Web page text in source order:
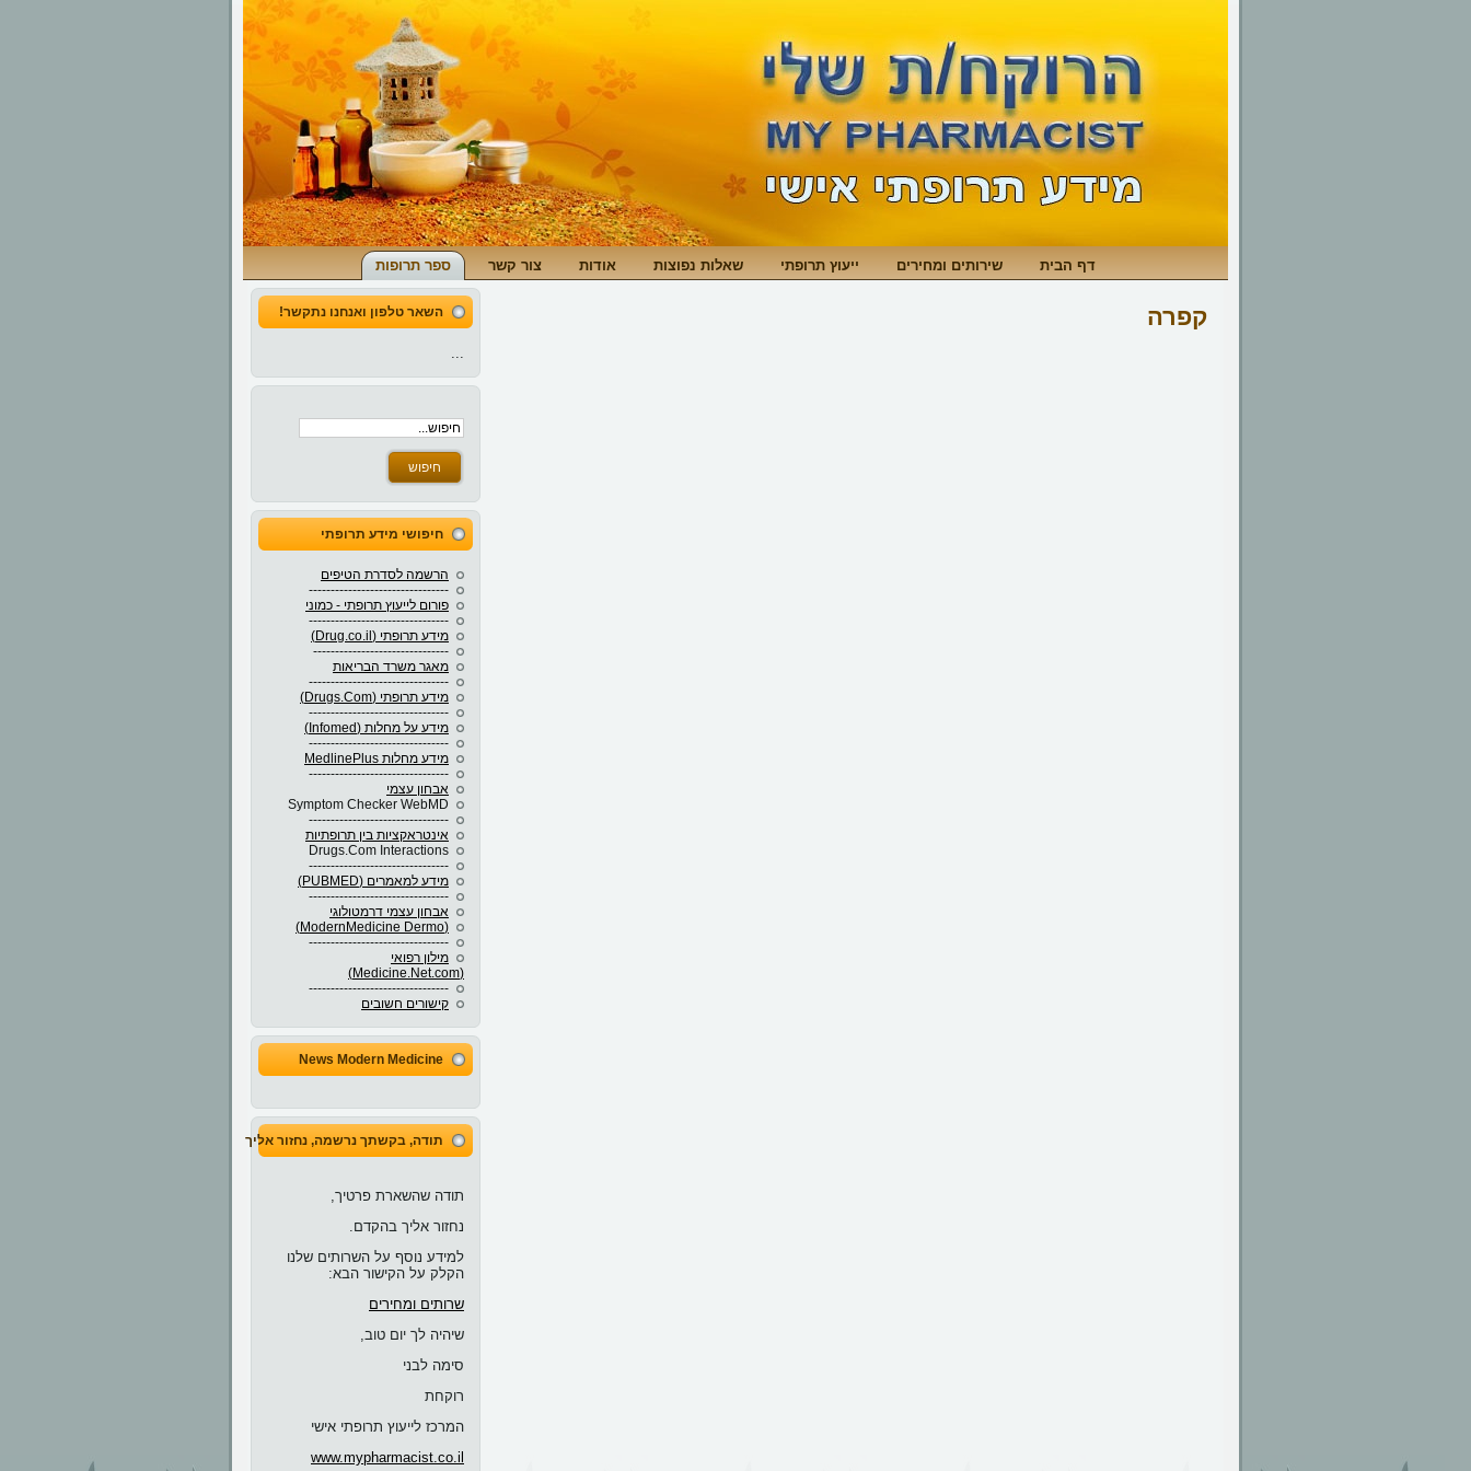
ספר תרופות צור קשר אודות שאלות נפוצות ייעוץ תרופתי שירותים ומחירים דף הבית
השאר טלפון ואנחנו נתקשר!
...
חיפושי מידע תרופתי
הרשמה לסדרת הטיפים
--------------------------------
פורום לייעוץ תרופתי - כמוני
--------------------------------
מידע תרופתי (Drug.co.il)
-------------------------------
מאגר משרד הבריאות
--------------------------------
מידע תרופתי (Drugs.Com)
--------------------------------
מידע על מחלות (Infomed)
--------------------------------
מידע מחלות MedlinePlus
--------------------------------
אבחון עצמי
Symptom Checker WebMD
--------------------------------
אינטראקציות בין תרופתיות
Drugs.Com Interactions
--------------------------------
מידע למאמרים (PUBMED)
--------------------------------
אבחון עצמי דרמטולוגי
(ModernMedicine Dermo)
--------------------------------
מילון רפואי
(Medicine.Net.com)
--------------------------------
קישורים חשובים
News Modern Medicine
תודה, בקשתך נרשמה, נחזור אליך בהקדם
תודה שהשארת פרטיך,
נחזור אליך בהקדם.
למידע נוסף על השרותים שלנו
הקלק על הקישור הבא:
שרותים ומחירים
שיהיה לך יום טוב,
סימה לבני
רוקחת
המרכז לייעוץ תרופתי אישי
www.mypharmacist.co.il
קפרה